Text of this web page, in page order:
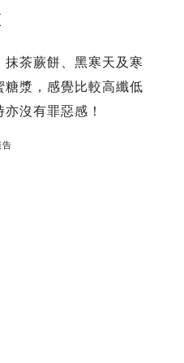
茶蕨餅、黑寒天及寒
糖漿，感覺比較高纖低
沒有罪惡感！
告